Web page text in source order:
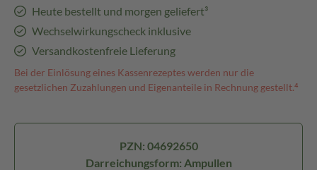
Heute bestellt und morgen geliefert³
Wechselwirkungscheck inklusive
Versandkostenfreie Lieferung
Bei der Einlösung eines Kassenrezeptes werden nur die
gesetzlichen Zuzahlungen und Eigenanteile in Rechnung gestellt.⁴
PZN: 04692650
Darreichungsform: Ampullen